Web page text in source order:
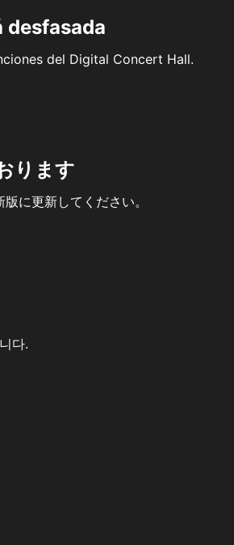
desfasada
del Digital Concert Hall.
ります
に更新してください。
다.